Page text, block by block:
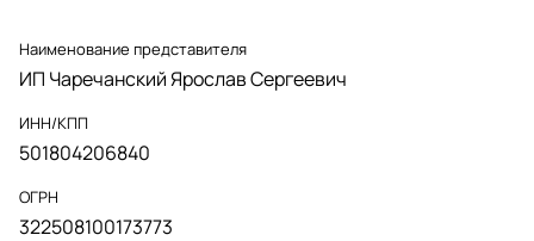
Наименование представителя
ИП Чаречанский Ярослав Сергеевич
ИНН/КПП
501804206840
ОГРН
322508100173773